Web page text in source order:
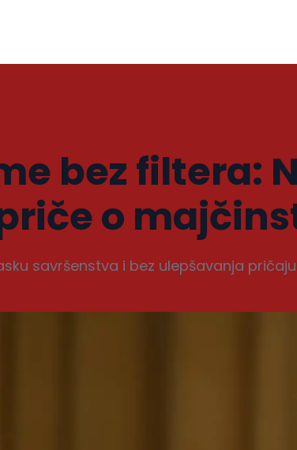
bez filtera:
o
savršenstva i bez ulepšavanja